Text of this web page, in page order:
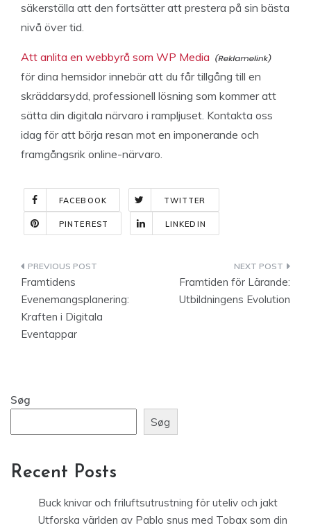
säkerställa att den fortsätter att prestera på sin bästa
nivå över tid.
Att anlita en webbyrå som WP Media
för dina hemsidor innebär att du får tillgång till en
skräddarsydd, professionell lösning som kommer att
sätta din digitala närvaro i rampljuset. Kontakta oss
idag för att börja resan mot en imponerande och
framgångsrik online-närvaro.
FACEBOOK TWITTER
PINTEREST LINKEDIN
Indlægsnavigation
Framtidens
Evenemangsplanering:
Kraften i Digitala
Eventappar
Framtiden för Lärande:
Utbildningens Evolution
Søg
Søg
Recent Posts
Buck knivar och friluftsutrustning för uteliv och jakt
Utforska världen av Pablo snus med Tobax som din